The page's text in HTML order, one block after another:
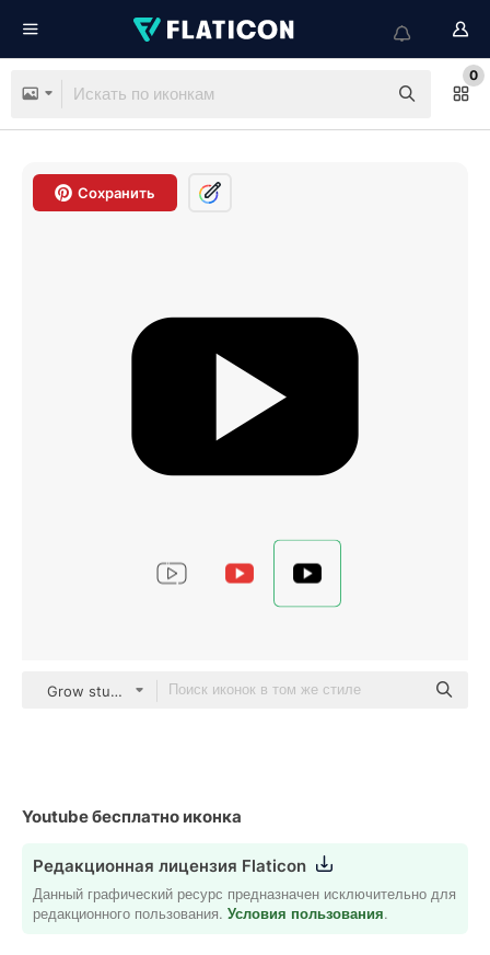
0
Сохранить
Grow studio Glyph
Youtube бесплатно иконка
Редакционная лицензия Flaticon
Данный графический ресурс предназначен исключительно для
редакционного пользования. Условия пользования.